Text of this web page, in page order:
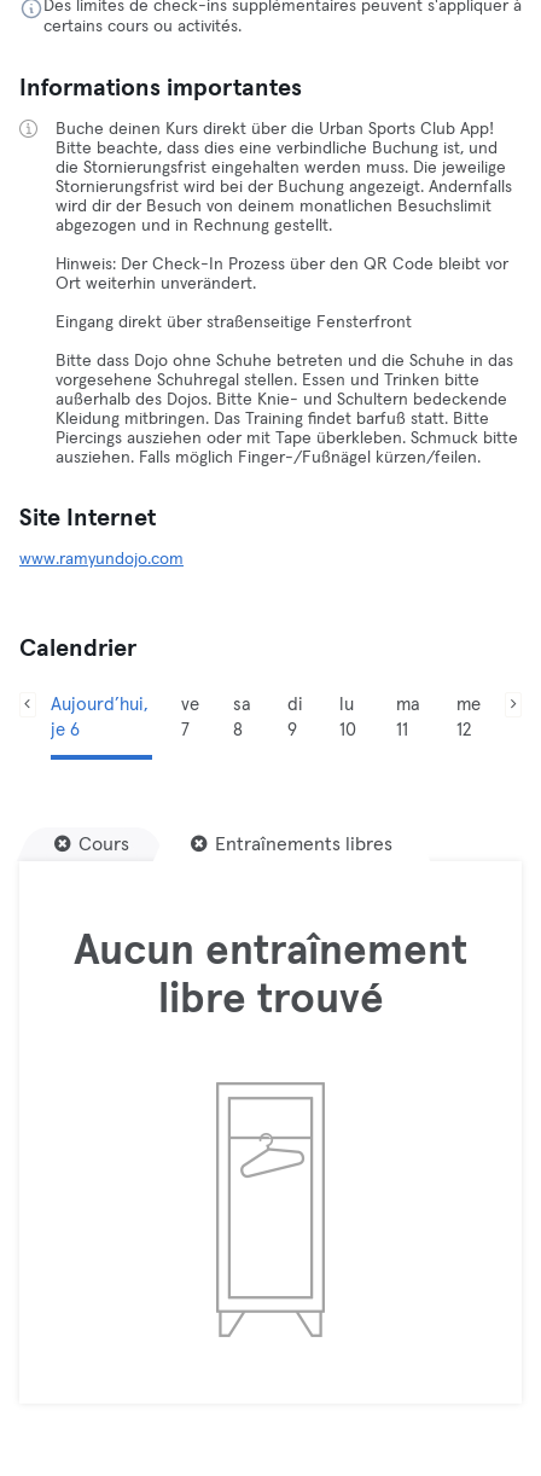
Des limites de check-ins supplémentaires peuvent s'appliquer à
certains cours ou activités.
Informations importantes
Buche deinen Kurs direkt über die Urban Sports Club App!
Bitte beachte, dass dies eine verbindliche Buchung ist, und
die Stornierungsfrist eingehalten werden muss. Die jeweilige
Stornierungsfrist wird bei der Buchung angezeigt. Andernfalls
wird dir der Besuch von deinem monatlichen Besuchslimit
abgezogen und in Rechnung gestellt.
Hinweis: Der Check-In Prozess über den QR Code bleibt vor
Ort weiterhin unverändert.
Eingang direkt über straßenseitige Fensterfront
Bitte dass Dojo ohne Schuhe betreten und die Schuhe in das
vorgesehene Schuhregal stellen. Essen und Trinken bitte
außerhalb des Dojos. Bitte Knie- und Schultern bedeckende
Kleidung mitbringen. Das Training findet barfuß statt. Bitte
Piercings ausziehen oder mit Tape überkleben. Schmuck bitte
ausziehen. Falls möglich Finger-/Fußnägel kürzen/feilen.
Site Internet
www.ramyundojo.com
Calendrier
Aujourd’hui,
je 6
ve
7
sa
8
di
9
lu
10
ma
11
me
12
Cours Entraînements libres
Aucun entraînement
libre trouvé